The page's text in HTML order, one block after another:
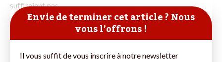
suffiraient pas
Envie de terminer cet article ? Nous
vous l’offrons !
Il vous suffit de vous inscrire à notre newsletter